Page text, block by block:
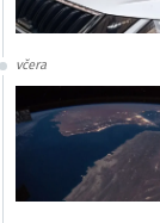
včera